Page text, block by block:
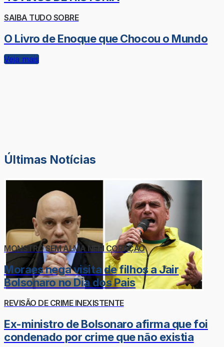
SAIBA TUDO SOBRE
O Livro de Enoque que Chocou o Mundo
Veja mais
Últimas Notícias
MONSTRO SEM ALMA NEM CORAÇÃO
Moraes nega visita de filhos a Jair
Bolsonaro no Dia dos Pais
REVISÃO DE CRIME INEXISTENTE
Ex-ministro de Bolsonaro afirma que foi
condenado por crime que não existia